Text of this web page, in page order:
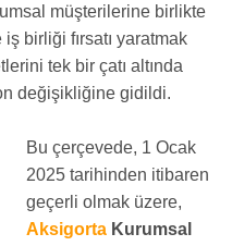
müşterilerine birlikte
birliği fırsatı yaratmak
tek bir çatı altında
değişikliğine gidildi.
Bu çerçevede, 1 Ocak
2025 tarihinden itibaren
geçerli olmak üzere,
AksigortaKurumsal